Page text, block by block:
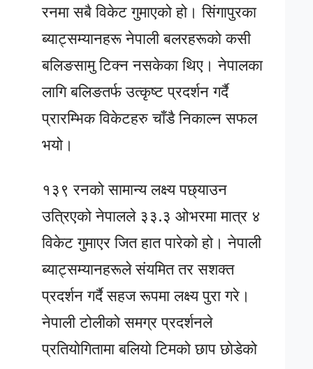
रनमा सबै विकेट गुमाएको हो। सिंगापुरका
ब्याट्सम्यानहरू नेपाली बलरहरूको कसी
बलिङसामु टिक्न नसकेका थिए। नेपालका
लागि बलिङतर्फ उत्कृष्ट प्रदर्शन गर्दै
प्रारम्भिक विकेटहरु चाँडै निकाल्न सफल
भयो।
१३९ रनको सामान्य लक्ष्य पछ्याउन
उत्रिएको नेपालले ३३.३ ओभरमा मात्र ४
विकेट गुमाएर जित हात पारेको हो। नेपाली
ब्याट्सम्यानहरूले संयमित तर सशक्त
प्रदर्शन गर्दै सहज रूपमा लक्ष्य पुरा गरे।
नेपाली टोलीको समग्र प्रदर्शनले
प्रतियोगितामा बलियो टिमको छाप छोडेको